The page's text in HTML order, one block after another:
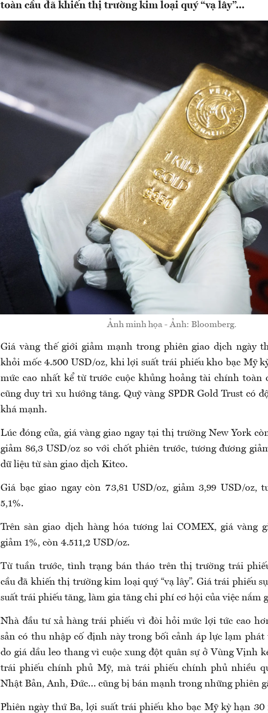
toàn cầu đã khiến thị trường kim loại quý “vạ lây”...
Ảnh minh họa - Ảnh: Bloomberg.
Giá vàng thế giới giảm mạnh trong phiên giao dịch ngày
khỏi mốc 4.500 USD/oz, khi lợi suất trái phiếu kho bạc Mỹ
mức cao nhất kể từ trước cuộc khủng hoảng tài chính toàn
cũng duy trì xu hướng tăng. Quỹ vàng SPDR Gold Trust có
khá mạnh.
Lúc đóng cửa, giá vàng giao ngay tại thị trường New York
giảm 86,3 USD/oz so với chốt phiên trước, tương đương
dữ liệu từ sàn giao dịch Kitco.
Giá bạc giao ngay còn 73,81 USD/oz, giảm 3,99 USD/oz,
5,1%.
Trên sàn giao dịch hàng hóa tương lai COMEX, giá vàng
giảm 1%, còn 4.511,2 USD/oz.
Từ tuần trước, tình trạng bán tháo trên thị trường trái
cầu đã khiến thị trường kim loại quý “vạ lây”. Giá trái phiếu
suất trái phiếu tăng, làm gia tăng chi phí cơ hội của việc nắm
Nhà đầu tư xả hàng trái phiếu vì đòi hỏi mức lợi tức cao
sản có thu nhập cố định này trong bối cảnh áp lực lạm phát
do giá dầu leo thang vì cuộc xung đột quân sự ở Vùng Vịnh
trái phiếu chính phủ Mỹ, mà trái phiếu chính phủ nhiều
Nhật Bản, Anh, Đức… cũng bị bán mạnh trong những phiên
Phiên ngày thứ Ba, lợi suất trái phiếu kho bạc Mỹ kỳ hạn 30